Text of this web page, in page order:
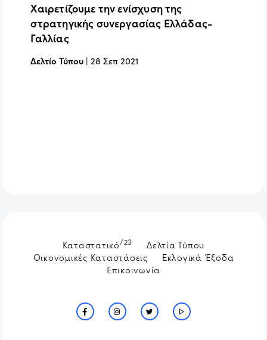
Χαιρετίζουμε την ενίσχυση της
στρατηγικής συνεργασίας Ελλάδας-
Γαλλίας
Δελτίο Τύπου |28 Σεπ 2021
Καταστατικό/23
Δελτία Τύπου
Οικονομικές Καταστάσεις
Εκλογικά Έξοδα
Επικοινωνία